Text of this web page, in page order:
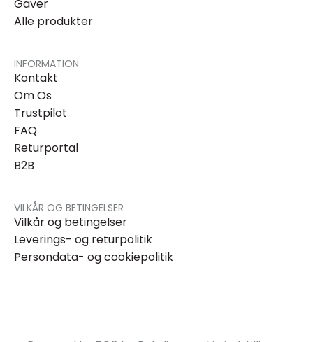
Gaver
Alle produkter
INFORMATION
Kontakt
Om Os
Trustpilot
FAQ
Returportal
B2B
VILKÅR OG BETINGELSER
Vilkår og betingelser
Leverings- og returpolitik
Persondata- og cookiepolitik